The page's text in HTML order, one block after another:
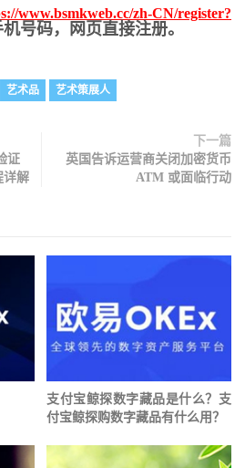
www.bsmkweb.cc/zh-CN/register?
号码，网页直接注册。
艺术品 艺术策展人
证
详解
下一篇
英国告诉运营商关闭加密货币
ATM 或面临行动
支付宝鲸探数字藏品是什么？支
付宝鲸探购数字藏品有什么用？